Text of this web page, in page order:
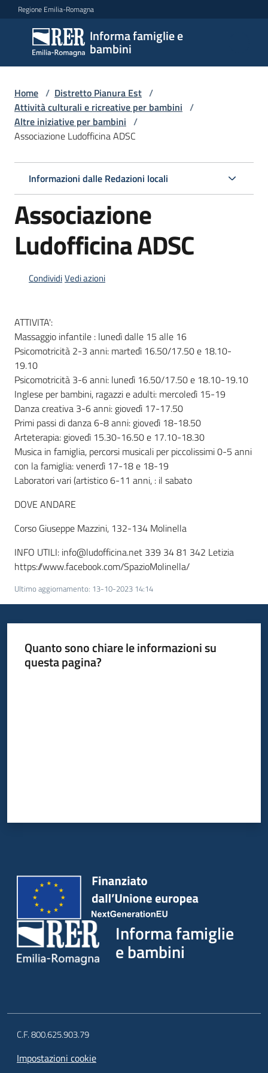
Vai al contenuto
Vai alla navigazione
Vai al footer
Regione Emilia-Romagna
Informa famiglie e
bambini
Informa
famiglie
e
bambini
Argomenti
Servizi
Centri
per
le
locali
Newsletter
Home / Distretto Pianura Est /
Attività culturali e ricreative per bambini /
Altre iniziative per bambini /
Associazione Ludofficina ADSC
Informazioni dalle Redazioni locali
Associazione
Ludofficina ADSC
CondividiVedi azioni
ATTIVITA':
Massaggio infantile : lunedì dalle 15 alle 16
Psicomotricità 2-3 anni: martedì 16.50/17.50 e 18.10-
19.10
Psicomotricità 3-6 anni: lunedì 16.50/17.50 e 18.10-19.10
Inglese per bambini, ragazzi e adulti: mercoledì 15-19
Danza creativa 3-6 anni: giovedì 17-17.50
Primi passi di danza 6-8 anni: giovedì 18-18.50
Arteterapia: giovedì 15.30-16.50 e 17.10-18.30
Musica in famiglia, percorsi musicali per piccolissimi 0-5 anni
con la famiglia: venerdì 17-18 e 18-19
Laboratori vari (artistico 6-11 anni, : il sabato
DOVE ANDARE
Corso Giuseppe Mazzini, 132-134 Molinella
INFO UTILI: info@ludofficina.net 339 34 81 342 Letizia
https://www.facebook.com/SpazioMolinella/
Ultimo aggiornamento: 13-10-2023 14:14
Quanto sono chiare le informazioni su
questa pagina?
Informa famiglie
e bambini
C.F. 800.625.903.79
Impostazioni cookie